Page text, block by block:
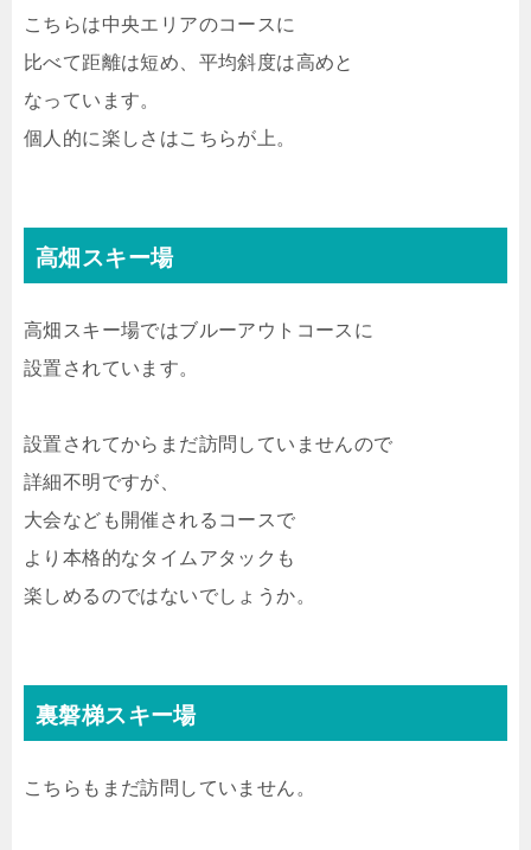
こちらは中央エリアのコースに
比べて距離は短め、平均斜度は高めと
なっています。
個人的に楽しさはこちらが上。
高畑スキー場
高畑スキー場ではブルーアウトコースに
設置されています。
設置されてからまだ訪問していませんので
詳細不明ですが、
大会なども開催されるコースで
より本格的なタイムアタックも
楽しめるのではないでしょうか。
裏磐梯スキー場
こちらもまだ訪問していません。